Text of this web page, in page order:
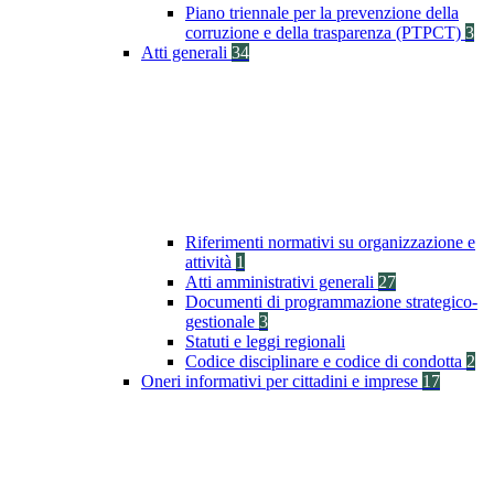
Piano triennale per la prevenzione della
corruzione e della trasparenza (PTPCT) 3
Atti generali 34
Riferimenti normativi su organizzazione e
attività 1
Atti amministrativi generali 27
Documenti di programmazione strategico-
gestionale 3
Statuti e leggi regionali
Codice disciplinare e codice di condotta 2
Oneri informativi per cittadini e imprese 17